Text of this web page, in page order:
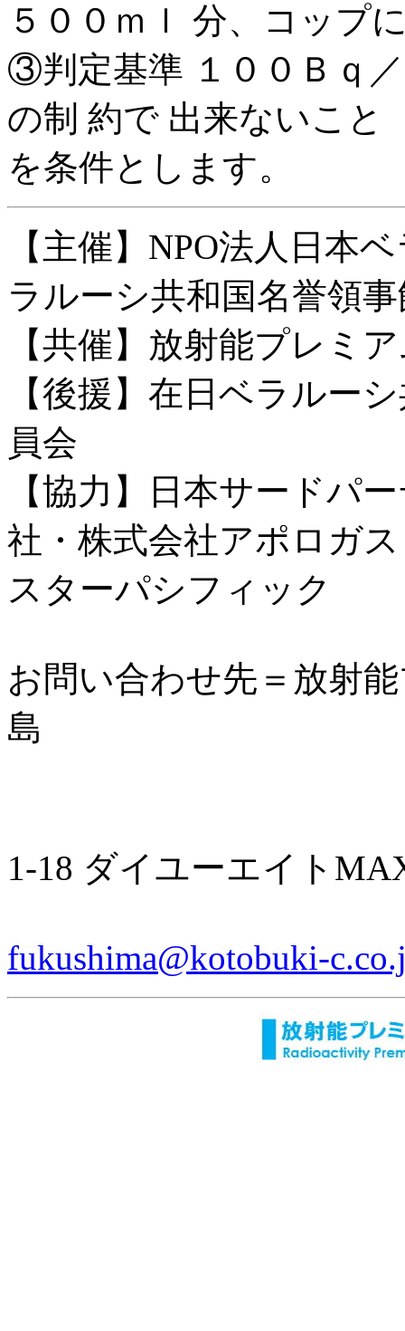
５００ｍｌ 分、コップ
③判定基準 １００Ｂｑ
の制 約で 出来ないこと
を条件とします。
【主催】NPO法人日本
ラルーシ共和国名誉領
【共催】放射能プレミ
【後援】在日ベラルー
員会
【協力】日本サードパ
社・株式会社アポロガ
スターパシフィック
お問い合わせ先＝放射
島
1-18 ダイユーエイ
fukushima@kotobuki-